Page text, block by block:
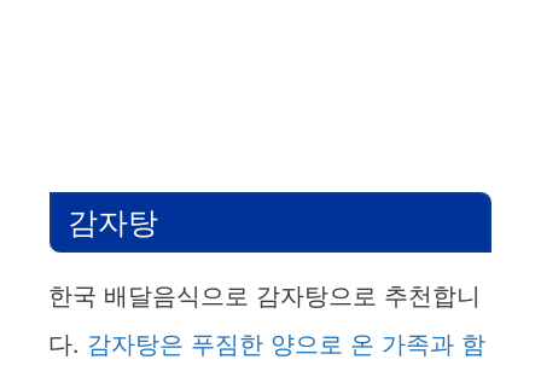
감자탕
한국 배달음식으로 감자탕으로 추천합니
다. 감자탕은 푸짐한 양으로 온 가족과 함